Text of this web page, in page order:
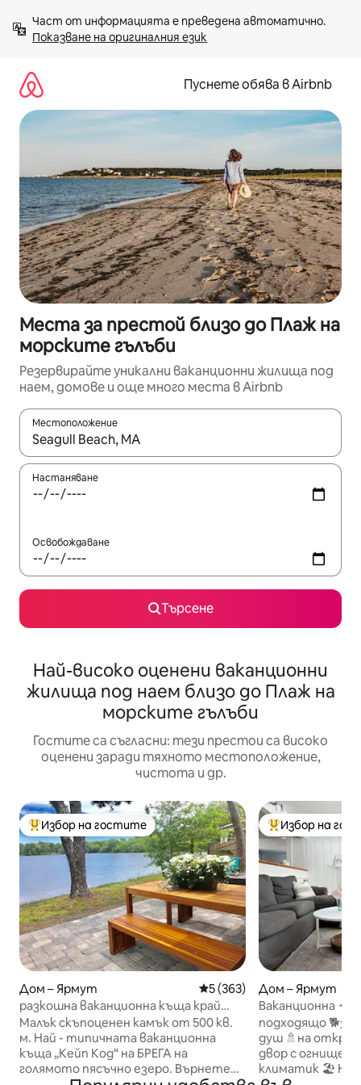
към
съдържанието
Показване на оригиналния език
Пуснете обява в Airbnb
Места за престой близо до Плаж на
морските гълъби
Резервирайте уникални ваканционни жилища под
наем, домове и още много места в Airbnb
Местоположение
Когато резултатите се покажат, използвайте
Настаняване
Освобождаване
Търсене
Най-високо оценени ваканционни
жилища под наем близо до Плаж на
морските гълъби
Гостите са съгласни: тези престои са високо
оценени заради тяхното местоположение,
чистота и др.
Най-популярен избор на гостите
Избор на гостите
Дом – Ярмут Средна оценка: 5 от 5,
5 (363)
разкошна ваканционна къща край
брега с 4 каяка и 2 SUP дъски
Малък скъпоценен камък от 500 кв.
м. Най - типичната ваканционна
къща „Кейп Код“ на БРЕГА на
голямото пясъчно езеро. Върнете
Най-популярен
Избор на
Дом – Ярмут
Ваканционна
крайбрежието
двор
подходящо
душ 🚿на
двор с огнище!
климатик 🏖 На